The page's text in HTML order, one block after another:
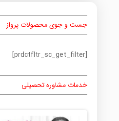
جست و جوی محصولات پرواز
[prdctfltr_sc_get_filter]
خدمات مشاوره تحصیلی